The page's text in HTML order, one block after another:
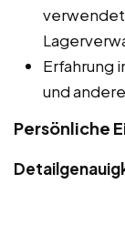
Erfahrung
und
Persönliche